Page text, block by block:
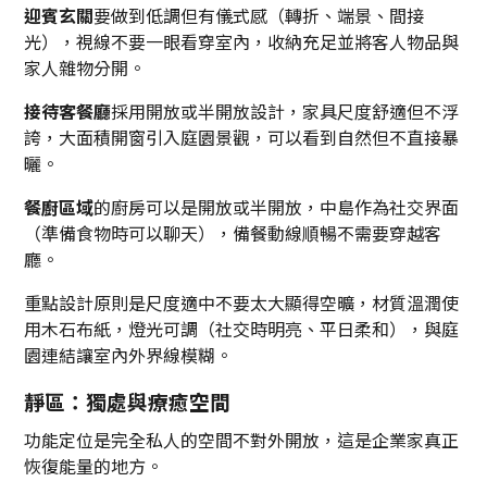
迎賓玄關要做到低調但有儀式感（轉折、端景、間接
光），視線不要一眼看穿室內，收納充足並將客人物品與
家人雜物分開。
接待客餐廳採用開放或半開放設計，家具尺度舒適但不浮
誇，大面積開窗引入庭園景觀，可以看到自然但不直接暴
曬。
餐廚區域的廚房可以是開放或半開放，中島作為社交界面
（準備食物時可以聊天），備餐動線順暢不需要穿越客
廳。
重點設計原則是尺度適中不要太大顯得空曠，材質溫潤使
用木石布紙，燈光可調（社交時明亮、平日柔和），與庭
園連結讓室內外界線模糊。
靜區：獨處與療癒空間
功能定位是完全私人的空間不對外開放，這是企業家真正
恢復能量的地方。